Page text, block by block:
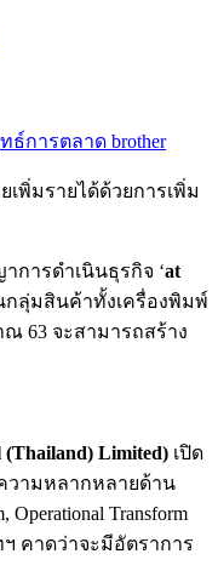
ธ์การตลาด brother
พิ่มรายได้ด้วยการเพิ่ม
การดำเนินธุรกิจ ‘at
กลุ่มสินค้าทั้งเครื่องพิมพ์
63 จะสามารถสร้าง
Limited) เปิด
วามหลากหลายด้าน
Transform
ฯ คาดว่าจะมีอัตราการ